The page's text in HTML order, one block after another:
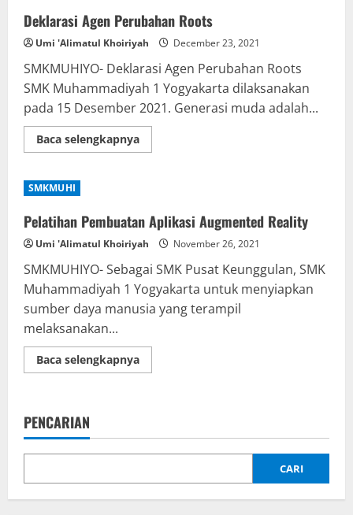
Deklarasi Agen Perubahan Roots
Umi 'Alimatul Khoiriyah December 23, 2021
SMKMUHIYO- Deklarasi Agen Perubahan Roots
SMK Muhammadiyah 1 Yogyakarta dilaksanakan
pada 15 Desember 2021. Generasi muda adalah...
Baca selengkapnyaRead
more
SMKMUHI
Pelatihan Pembuatan Aplikasi Augmented Reality
Umi 'Alimatul Khoiriyah November 26, 2021
SMKMUHIYO- Sebagai SMK Pusat Keunggulan, SMK
Muhammadiyah 1 Yogyakarta untuk menyiapkan
sumber daya manusia yang terampil
melaksanakan...
Baca selengkapnyaRead
more
Reality
PENCARIAN
CARI